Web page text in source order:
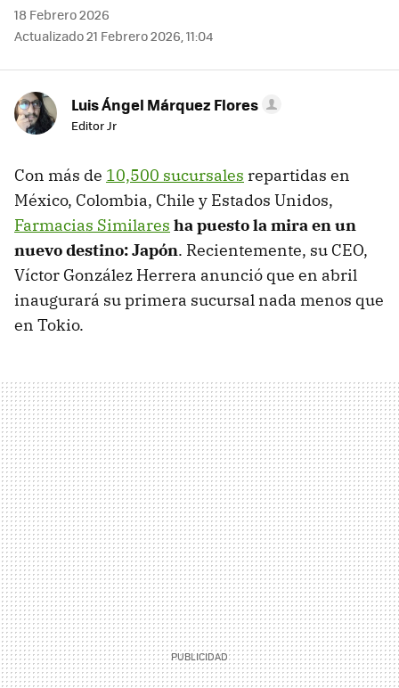
18 Febrero 2026
Actualizado 21 Febrero 2026, 11:04
Luis Ángel Márquez Flores
Editor Jr
Con más de 10,500 sucursales repartidas en
México, Colombia, Chile y Estados Unidos,
Farmacias Similares ha puesto la mira en un
nuevo destino: Japón. Recientemente, su CEO,
Víctor González Herrera anunció que en abril
inaugurará su primera sucursal nada menos que
en Tokio.